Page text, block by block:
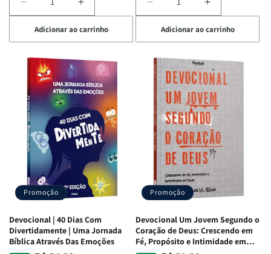
Diminuir
a
quantidade
de
Devocional
Quarto
de
Guerra
Isabelle
S.
Alves
Aumentar
a
quantidade
de
Devocional
Quarto
de
Guerra
|
Isabelle
S.
Alves
Adicionar ao carrinho
Diminuir
a
quantidade
de
Devocional
Café
com
Mulheres
da
Bíblia
Equipe
Teológica
Penkal
Aumentar
a
quantidade
de
Devocional
Café
com
Mulheres
da
Bíblia
|
Equipe
Teológica
Penkal
Adicionar ao carrinho
Promoção
Devocional | 40 Dias Com
Divertidamente | Uma Jornada
Bíblica Através Das Emoções
Promoção
Devocional Um Jovem Segundo o
Coração de Deus: Crescendo em
Fé, Propósito e Intimidade em